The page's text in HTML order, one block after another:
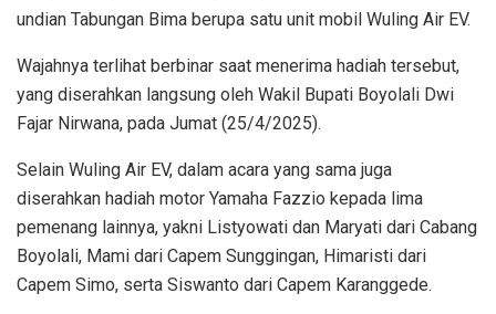
undian Tabungan Bima berupa satu unit mobil Wuling Air EV.
Wajahnya terlihat berbinar saat menerima hadiah tersebut,
yang diserahkan langsung oleh Wakil Bupati Boyolali Dwi
Fajar Nirwana, pada Jumat (25/4/2025).
Selain Wuling Air EV, dalam acara yang sama juga
diserahkan hadiah motor Yamaha Fazzio kepada lima
pemenang lainnya, yakni Listyowati dan Maryati dari Cabang
Boyolali, Mami dari Capem Sunggingan, Himaristi dari
Capem Simo, serta Siswanto dari Capem Karanggede.